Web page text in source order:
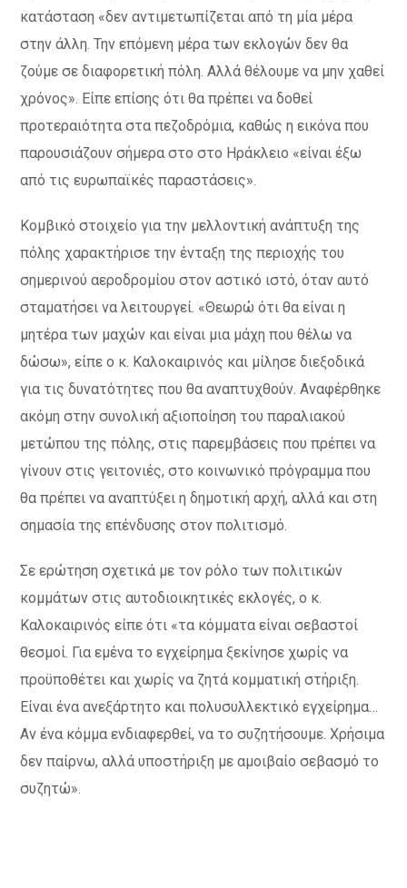
κατάσταση «δεν αντιμετωπίζεται από τη μία μέρα
στην άλλη. Την επόμενη μέρα των εκλογών δεν θα
ζούμε σε διαφορετική πόλη. Αλλά θέλουμε να μην χαθεί
χρόνος». Είπε επίσης ότι θα πρέπει να δοθεί
προτεραιότητα στα πεζοδρόμια, καθώς η εικόνα που
παρουσιάζουν σήμερα στο στο Ηράκλειο «είναι έξω
από τις ευρωπαϊκές παραστάσεις».
Κομβικό στοιχείο για την μελλοντική ανάπτυξη της
πόλης χαρακτήρισε την ένταξη της περιοχής του
σημερινού αεροδρομίου στον αστικό ιστό, όταν αυτό
σταματήσει να λειτουργεί. «Θεωρώ ότι θα είναι η
μητέρα των μαχών και είναι μια μάχη που θέλω να
δώσω», είπε ο κ. Καλοκαιρινός και μίλησε διεξοδικά
για τις δυνατότητες που θα αναπτυχθούν. Αναφέρθηκε
ακόμη στην συνολική αξιοποίηση του παραλιακού
μετώπου της πόλης, στις παρεμβάσεις που πρέπει να
γίνουν στις γειτονιές, στο κοινωνικό πρόγραμμα που
θα πρέπει να αναπτύξει η δημοτική αρχή, αλλά και στη
σημασία της επένδυσης στον πολιτισμό.
Σε ερώτηση σχετικά με τον ρόλο των πολιτικών
κομμάτων στις αυτοδιοικητικές εκλογές, ο κ.
Καλοκαιρινός είπε ότι «τα κόμματα είναι σεβαστοί
θεσμοί. Για εμένα το εγχείρημα ξεκίνησε χωρίς να
προϋποθέτει και χωρίς να ζητά κομματική στήριξη.
Είναι ένα ανεξάρτητο και πολυσυλλεκτικό εγχείρημα…
Αν ένα κόμμα ενδιαφερθεί, να το συζητήσουμε. Χρήσιμα
δεν παίρνω, αλλά υποστήριξη με αμοιβαίο σεβασμό το
συζητώ».